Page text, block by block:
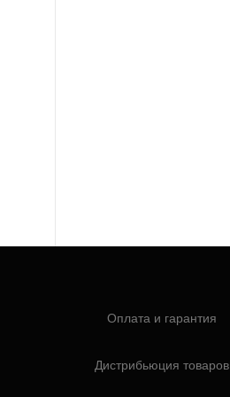
Оплата и гарантия
Дистрибьюция товаров